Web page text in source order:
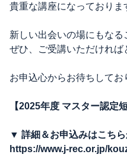
貴重な講座になっておりま
新しい出会いの場にもなる
ぜひ、ご受講いただければ
お申込心からお待ちしてお
【2025年度 マスター認定
▼ 詳細＆お申込みはこちら
https://www.j-rec.or.jp/